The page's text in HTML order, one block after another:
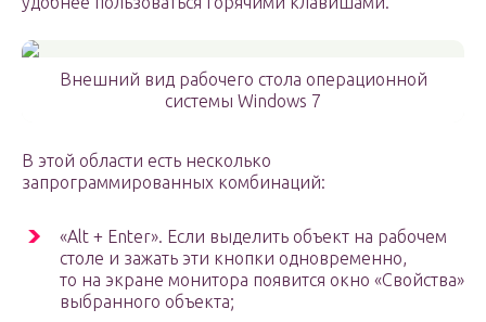
Внешний вид рабочего стола операционной
системы Windows 7
В этой области есть несколько
запрограммированных комбинаций:
«Alt + Enter». Если выделить объект на рабочем
столе и зажать эти кнопки одновременно,
то на экране монитора появится окно «Свойства»
выбранного объекта;